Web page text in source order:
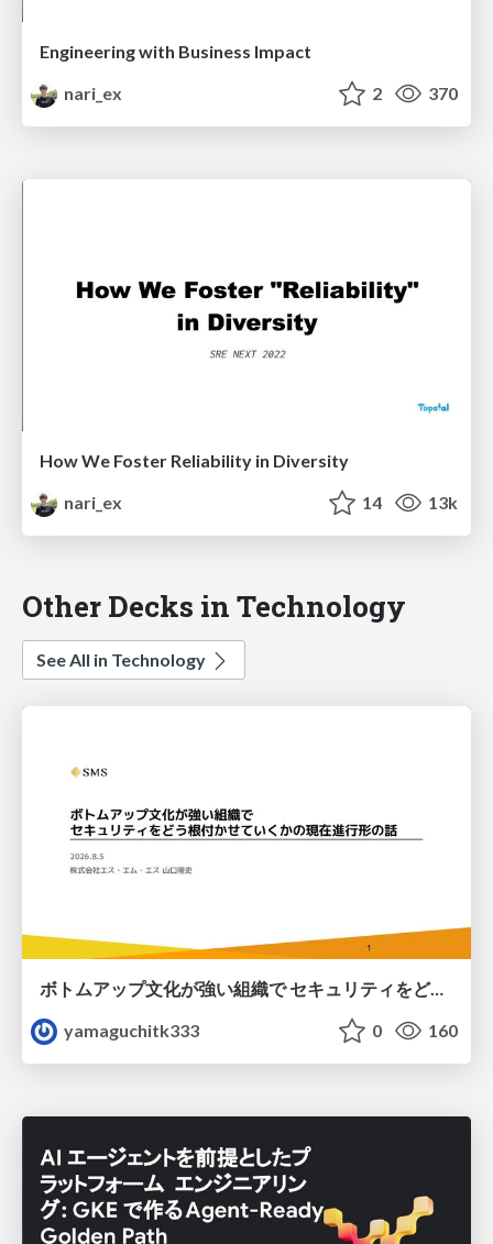
Engineering with Business Impact
nari_ex
2 370
How We Foster Reliability in Diversity
nari_ex
14 13k
Other Decks in Technology
See All in Technology
ボトムアップ文化が強い組織で セキュリティをどう根付かせていくかの現在進行形の話 / Making Security Stick in a Bottom-Up Organization
yamaguchitk333
0 160